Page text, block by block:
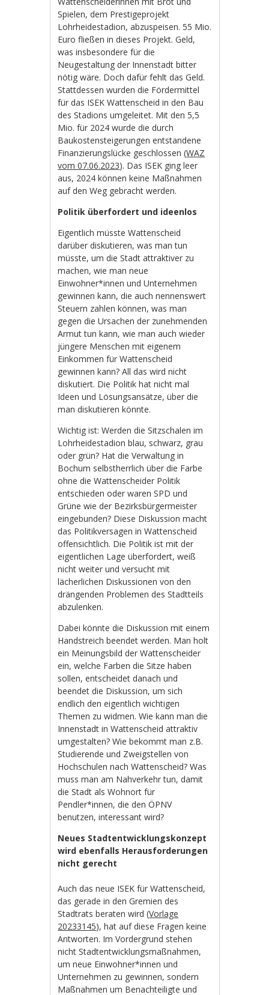
Spielen, dem Prestigeprojekt
Lohrheidestadion, abzuspeisen. 55 Mio.
Euro fließen in dieses Projekt. Geld,
was insbesondere für die
Neugestaltung der Innenstadt bitter
nötig wäre. Doch dafür fehlt das Geld.
Stattdessen wurden die Fördermittel
für das ISEK Wattenscheid in den Bau
des Stadions umgeleitet. Mit den 5,5
Mio. für 2024 wurde die durch
Baukostensteigerungen entstandene
Finanzierungslücke geschlossen (WAZ
vom 07.06.2023). Das ISEK ging leer
aus, 2024 können keine Maßnahmen
auf den Weg gebracht werden.
Politik überfordert und ideenlos
Eigentlich müsste Wattenscheid
darüber diskutieren, was man tun
müsste, um die Stadt attraktiver zu
machen, wie man neue
Einwohner*innen und Unternehmen
gewinnen kann, die auch nennenswert
Steuern zahlen können, was man
gegen die Ursachen der zunehmenden
Armut tun kann, wie man auch wieder
jüngere Menschen mit eigenem
Einkommen für Wattenscheid
gewinnen kann? All das wird nicht
diskutiert. Die Politik hat nicht mal
Ideen und Lösungsansätze, über die
man diskutieren könnte.
Wichtig ist: Werden die Sitzschalen im
Lohrheidestadion blau, schwarz, grau
oder grün? Hat die Verwaltung in
Bochum selbstherrlich über die Farbe
ohne die Wattenscheider Politik
entschieden oder waren SPD und
Grüne wie der Bezirksbürgermeister
eingebunden? Diese Diskussion macht
das Politikversagen in Wattenscheid
offensichtlich. Die Politik ist mit der
eigentlichen Lage überfordert, weiß
nicht weiter und versucht mit
lächerlichen Diskussionen von den
drängenden Problemen des Stadtteils
abzulenken.
Dabei könnte die Diskussion mit einem
Handstreich beendet werden. Man holt
ein Meinungsbild der Wattenscheider
ein, welche Farben die Sitze haben
sollen, entscheidet danach und
beendet die Diskussion, um sich
endlich den eigentlich wichtigen
Themen zu widmen. Wie kann man die
Innenstadt in Wattenscheid attraktiv
umgestalten? Wie bekommt man z.B.
Studierende und Zweigstellen von
Hochschulen nach Wattenscheid? Was
muss man am Nahverkehr tun, damit
die Stadt als Wohnort für
Pendler*innen, die den ÖPNV
benutzen, interessant wird?
Neues Stadtentwicklungskonzept
wird ebenfalls Herausforderungen
nicht gerecht
Auch das neue ISEK für Wattenscheid,
das gerade in den Gremien des
Stadtrats beraten wird (Vorlage
20233145), hat auf diese Fragen keine
Antworten. Im Vordergrund stehen
nicht Stadtentwicklungsmaßnahmen,
um neue Einwohner*innen und
Unternehmen zu gewinnen, sondern
Maßnahmen um Benachteiligte und